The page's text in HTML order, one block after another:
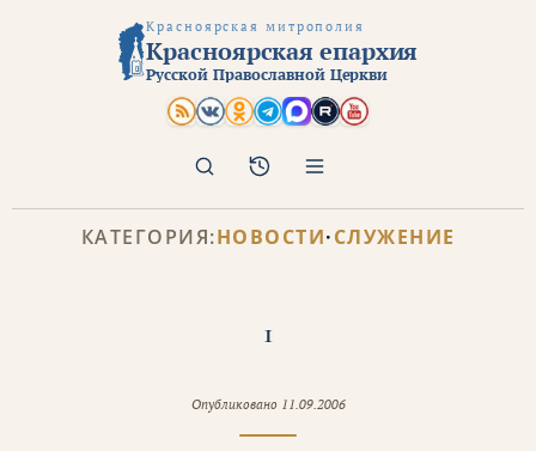
Красноярская митрополия
Красноярская епархия
Русской Православной Церкви
Архив
Поиск
КАТЕГОРИЯ:НОВОСТИ·СЛУЖЕНИЕ
1
Опубликовано 11.09.2006